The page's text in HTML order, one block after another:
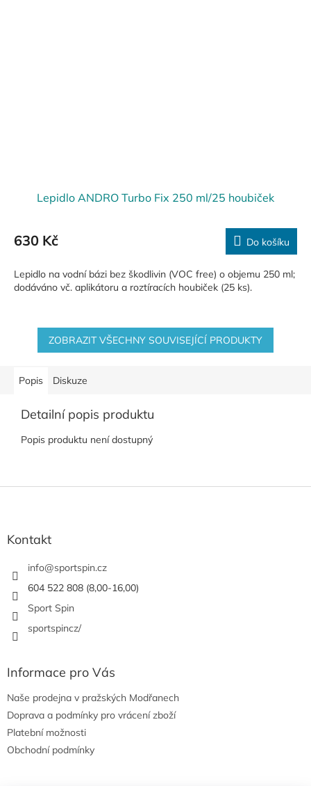
Lepidlo ANDRO Turbo Fix 250 ml/25 houbiček
630 Kč Do košíku
Lepidlo na vodní bázi bez škodlivin (VOC free) o objemu 250 ml;
dodáváno vč. aplikátoru a roztíracích houbiček (25 ks).
ZOBRAZIT VŠECHNY SOUVISEJÍCÍ PRODUKTY
Popis Diskuze
Detailní popis produktu
Popis produktu není dostupný
Kontakt
info@sportspin.cz
604 522 808 (8,00-16,00)
Sport Spin
sportspincz/
Informace pro Vás
Naše prodejna v pražských Modřanech
Doprava a podmínky pro vrácení zboží
Platební možnosti
Obchodní podmínky